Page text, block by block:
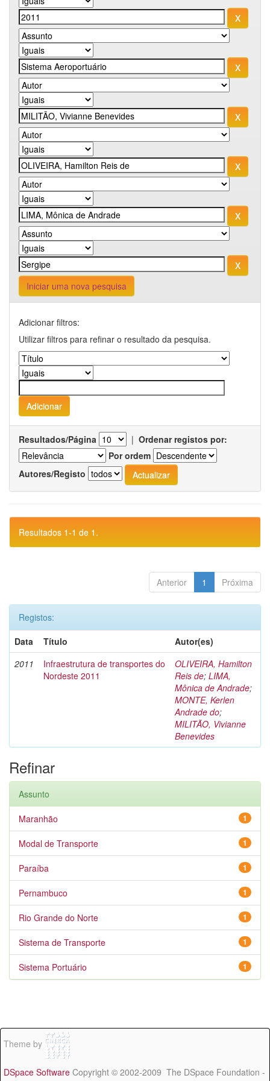
Iniciar uma nova pesquisa
Adicionar filtros:
Utilizar filtros para refinar o resultado da pesquisa.
Resultados/Página | Ordenar registos por:
Por ordem
Autores/Registo
Resultados 1-1 de 1.
Anterior 1 Próxima
Registos:
Data
Título
Autor(es)
2011
Infraestrutura de transportes do
Nordeste 2011
OLIVEIRA, Hamilton
Reis de; LIMA,
Mônica de Andrade;
MONTE, Kerlen
Andrade do;
MILITÃO, Vivianne
Benevides
Refinar
Assunto
1
Maranhão
1
Modal de Transporte
1
Paraíba
1
Pernambuco
1
Rio Grande do Norte
1
Sistema de Transporte
1
Sistema Portuário
Theme by
DSpace Software Copyright © 2002-2009 The DSpace Foundation -